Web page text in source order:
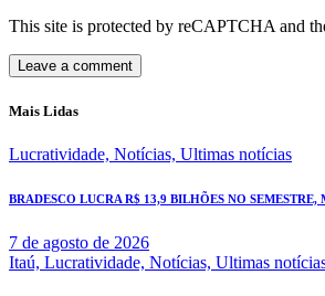
This site is protected by reCAPTCHA and
Mais Lidas
Lucratividade, Notícias, Ultimas notícias
BRADESCO LUCRA R$ 13,9 BILHÕES NO SEMESTRE,
7 de agosto de 2026
Itaú, Lucratividade, Notícias, Ultimas